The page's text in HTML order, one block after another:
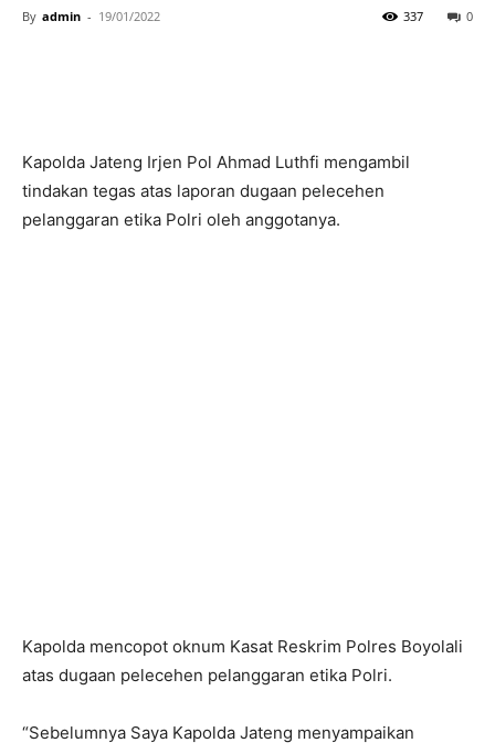
By admin - 19/01/2022 0
337
Kapolda Jateng Irjen Pol Ahmad Luthfi mengambil
tindakan tegas atas laporan dugaan pelecehen
pelanggaran etika Polri oleh anggotanya.
Kapolda mencopot oknum Kasat Reskrim Polres Boyolali
atas dugaan pelecehen pelanggaran etika Polri.
“Sebelumnya Saya Kapolda Jateng menyampaikan